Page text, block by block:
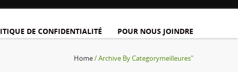
DE CONFIDENTIALITÉ POUR NOUS JOINDRE
Home/ Archive By Categorymeilleures"